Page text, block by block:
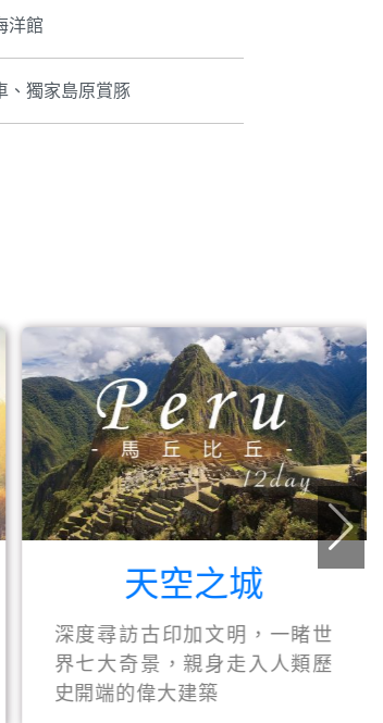
洋館
、獨家島原賞豚
天空之城
深度尋訪古印加文明，一睹世
界七大奇景，親身走入人類歷
史開端的偉大建築